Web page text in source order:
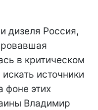
дизеля Россия,
в критическом
источники
фоне этих
Владимир